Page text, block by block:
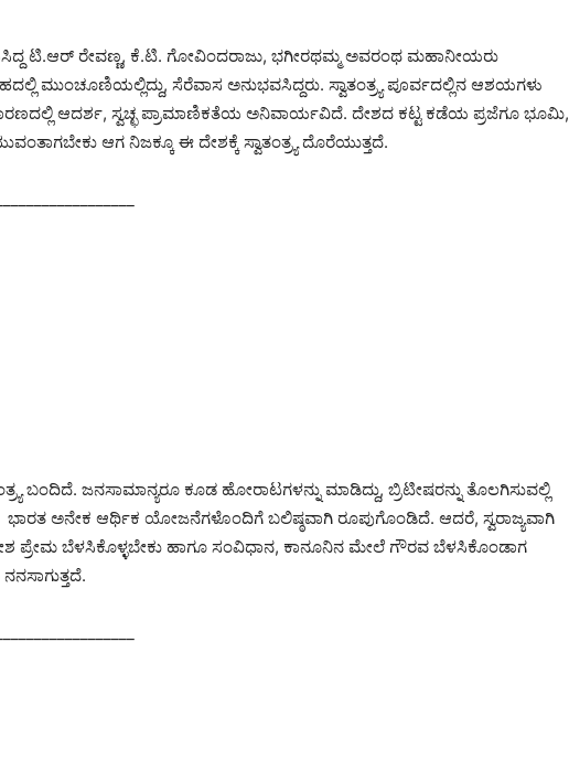
ಟಿ.ಆರ್ ರೇವಣ್ಣ, ಕೆ.ಟಿ. ಗೋವಿಂದರಾಜು, ಭಗೀರಥಮ್ಮ ಅವರಂಥ ಮಹಾನೀಯರು
ಮುಂಚೂಣಿಯಲ್ಲಿದ್ದು, ಸೆರೆವಾಸ ಅನುಭವಸಿದ್ದರು. ಸ್ವಾತಂತ್ರ್ಯ ಪೂರ್ವದಲ್ಲಿನ ಆಶಯಗಳು
ಆದರ್ಶ, ಸ್ವಚ್ಛ ಪ್ರಾಮಾಣಿಕತೆಯ ಅನಿವಾರ್ಯವಿದೆ. ದೇಶದ ಕಟ್ಟ ಕಡೆಯ ಪ್ರಜೆಗೂ ಭೂಮಿ,
ಆಗ ನಿಜಕ್ಕೂ ಈ ದೇಶಕ್ಕೆ ಸ್ವಾತಂತ್ರ್ಯ ದೊರೆಯುತ್ತದೆ.
ಬಂದಿದೆ. ಜನಸಾಮಾನ್ಯರೂ ಕೂಡ ಹೋರಾಟಗಳನ್ನು ಮಾಡಿದ್ದು, ಬ್ರಿಟೀಷರನ್ನು ತೊಲಗಿಸುವಲ್ಲಿ
ಅನೇಕ ಆರ್ಥಿಕ ಯೋಜನೆಗಳೊಂದಿಗೆ ಬಲಿಷ್ಠವಾಗಿ ರೂಪುಗೊಂಡಿದೆ. ಆದರೆ, ಸ್ವರಾಜ್ಯವಾಗಿ
ಪ್ರೇಮ ಬೆಳಸಿಕೊಳ್ಳಬೇಕು ಹಾಗೂ ಸಂವಿಧಾನ, ಕಾನೂನಿನ ಮೇಲೆ ಗೌರವ ಬೆಳಸಿಕೊಂಡಾಗ